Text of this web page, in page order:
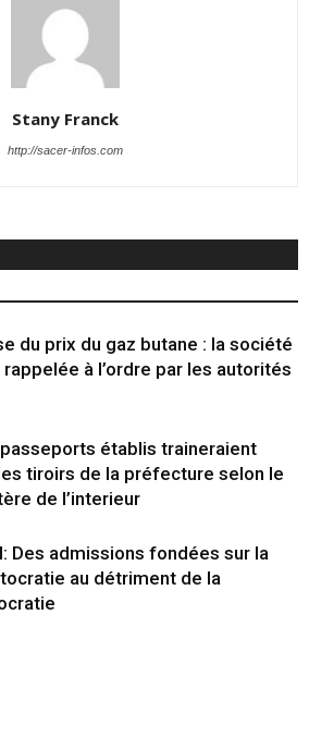
Stany Franck
http://sacer-infos.com
du prix du gaz butane : la société
rappelée à l’ordre par les autorités
établis traineraient
tiroirs de la préfecture selon le
de l’interieur
Des admissions fondées sur la
au détriment de la